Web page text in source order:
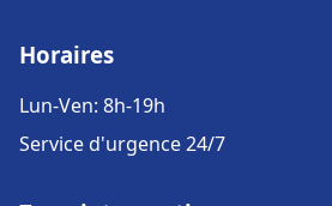
Horaires
Lun-Ven: 8h-19h
Service d'urgence 24/7